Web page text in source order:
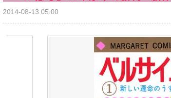
2014-08-13 05:00